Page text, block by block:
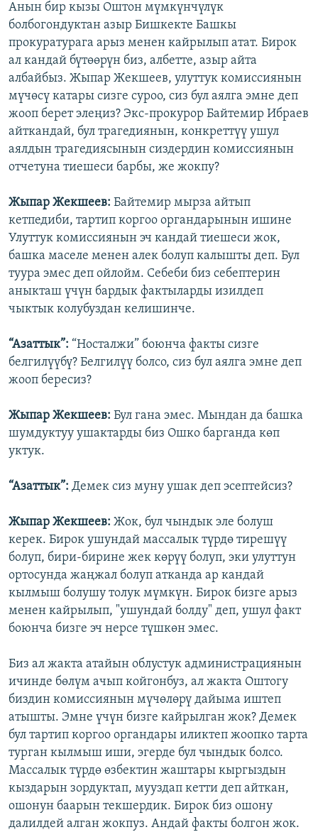
Анын бир кызы Оштон мүмкүнчүлүк
болбогондуктан азыр Бишкекте Башкы
прокуратурага арыз менен кайрылып атат. Бирок
ал кандай бүтөөрүн биз, албетте, азыр айта
албайбыз. Жыпар Жекшеев, улуттук комиссиянын
мүчөсү катары сизге суроо, сиз бул аялга эмне деп
жооп берет элеңиз? Экс-прокурор Байтемир Ибраев
айткандай, бул трагедиянын, конкреттүү ушул
аялдын трагедиясынын сиздердин комиссиянын
отчетуна тиешеси барбы, же жокпу?
Жыпар Жекшеев: Байтемир мырза айтып
кетпедиби, тартип коргоо органдарынын ишине
Улуттук комиссиянын эч кандай тиешеси жок,
башка маселе менен алек болуп калышты деп. Бул
туура эмес деп ойлойм. Себеби биз себептерин
аныкташ үчүн бардык фактыларды изилдеп
чыктык колубуздан келишинче.
“Азаттык”: “Носталжи” боюнча факты сизге
белгилүүбү? Белгилүү болсо, сиз бул аялга эмне деп
жооп бересиз?
Жыпар Жекшеев: Бул гана эмес. Мындан да башка
шумдуктуу ушактарды биз Ошко барганда көп
уктук.
“Азаттык”: Демек сиз муну ушак деп эсептейсиз?
Жыпар Жекшеев: Жок, бул чындык эле болуш
керек. Бирок ушундай массалык түрдө тирешүү
болуп, бири-бирине жек көрүү болуп, эки улуттун
ортосунда жаңжал болуп атканда ар кандай
кылмыш болушу толук мүмкүн. Бирок бизге арыз
менен кайрылып, "ушундай болду" деп, ушул факт
боюнча бизге эч нерсе түшкөн эмес.
Биз ал жакта атайын облустук администрациянын
ичинде бөлүм ачып койгонбуз, ал жакта Оштогу
биздин комиссиянын мүчөлөрү дайыма иштеп
атышты. Эмне үчүн бизге кайрылган жок? Демек
бул тартип коргоо органдары иликтеп жоопко тарта
турган кылмыш иши, эгерде бул чындык болсо.
Массалык түрдө өзбектин жаштары кыргыздын
кыздарын зордуктап, мууздап кетти деп айткан,
ошонун баарын текшердик. Бирок биз ошону
далилдей алган жокпуз. Андай факты болгон жок.